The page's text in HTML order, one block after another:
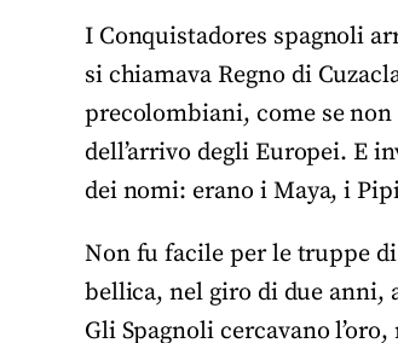
I Conquistadores spagnoli
si chiamava Regno di
precolombiani, come se
dell’arrivo degli Europei. E
dei nomi: erano i Maya, i
Non fu facile per le truppe
bellica, nel giro di due anni,
Gli Spagnoli cercavano